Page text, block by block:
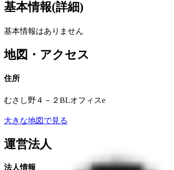
基本情報(詳細)
基本情報はありません
地図・アクセス
住所
むさし野４－２BLオフィスe
大きな地図で見る
運営法人
法人情報